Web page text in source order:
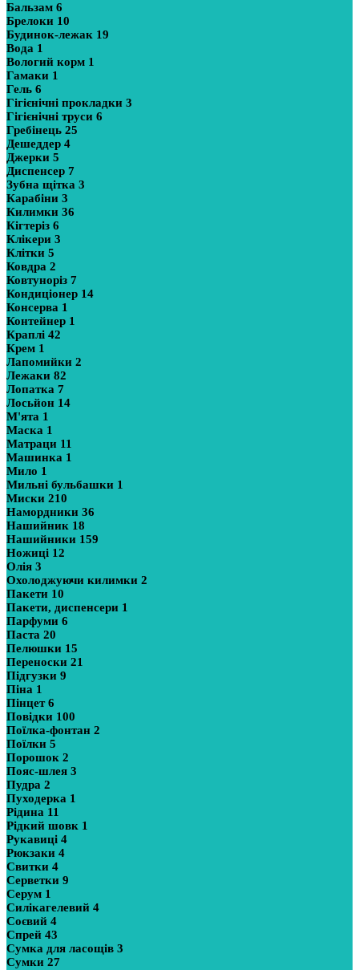
Бальзам 6
Брелоки 10
Будинок-лежак 19
Вода 1
Вологий корм 1
Гамаки 1
Гель 6
Гігієнічні прокладки 3
Гігієнічні труси 6
Гребінець 25
Дешеддер 4
Джерки 5
Диспенсер 7
Зубна щітка 3
Карабіни 3
Килимки 36
Кігтеріз 6
Клікери 3
Клітки 5
Ковдра 2
Ковтуноріз 7
Кондиціонер 14
Консерва 1
Контейнер 1
Краплі 42
Крем 1
Лапомийки 2
Лежаки 82
Лопатка 7
Лосьйон 14
М'ята 1
Маска 1
Матраци 11
Машинка 1
Мило 1
Мильні бульбашки 1
Миски 210
Намордники 36
Нашийник 18
Нашийники 159
Ножиці 12
Олія 3
Охолоджуючи килимки 2
Пакети 10
Пакети, диспенсери 1
Парфуми 6
Паста 20
Пелюшки 15
Переноски 21
Підгузки 9
Піна 1
Пінцет6
Повідки 100
Поїлка-фонтан 2
Поїлки 5
Порошок 2
Пояс-шлея 3
Пудра 2
Пуходерка 1
Рідина 11
Рідкий шовк 1
Рукавиці 4
Рюкзаки 4
Свитки 4
Серветки 9
Серум 1
Силікагелевий 4
Соєвий 4
Спрей 43
Сумка для ласощів 3
Сумки 27